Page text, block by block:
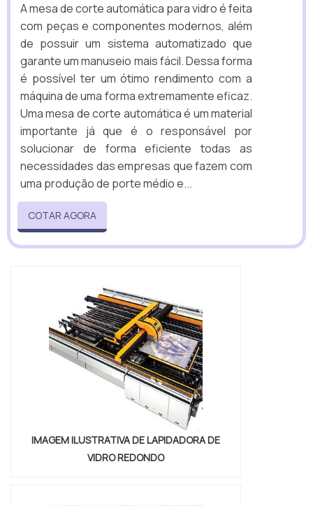
A mesa de corte automática para vidro é feita
com peças e componentes modernos, além
de possuir um sistema automatizado que
garante um manuseio mais fácil. Dessa forma
é possível ter um ótimo rendimento com a
máquina de uma forma extremamente eficaz.
Uma mesa de corte automática é um material
importante já que é o responsável por
solucionar de forma eficiente todas as
necessidades das empresas que fazem com
uma produção de porte médio e...
COTAR AGORA
IMAGEM ILUSTRATIVA DE LAPIDADORA DE
VIDRO REDONDO